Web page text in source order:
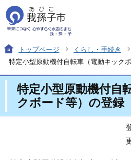
トップページ くらし・手続き
特定小型原動機付自転車（電動キック
特定小型原動機付自
クボード等）の登録